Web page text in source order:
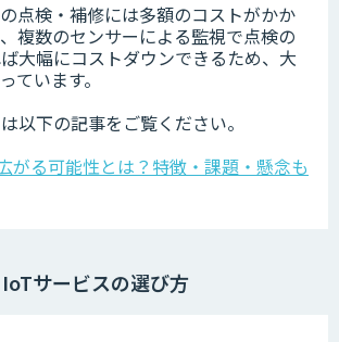
点検・補修には多額のコストがかか
複数のセンサーによる監視で点検の
大幅にコストダウンできるため、大
ています。
以下の記事をご覧ください。
がる可能性とは？特徴・課題・懸念も
IoTサービスの選び方